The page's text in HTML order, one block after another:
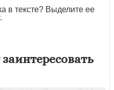
в тексте? Выделите ее